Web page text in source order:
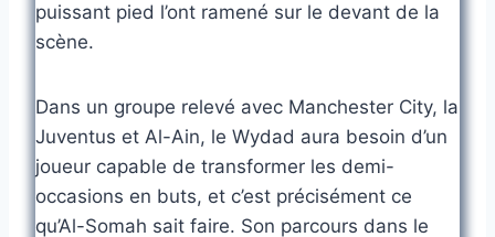
puissant pied l’ont ramené sur le devant de la
scène.
Dans un groupe relevé avec Manchester City, la
Juventus et Al-Ain, le Wydad aura besoin d’un
joueur capable de transformer les demi-
occasions en buts, et c’est précisément ce
qu’Al-Somah sait faire. Son parcours dans le